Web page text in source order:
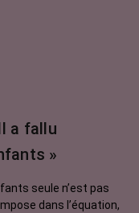
a fallu
»
seule n’est pas
dans l’équation,